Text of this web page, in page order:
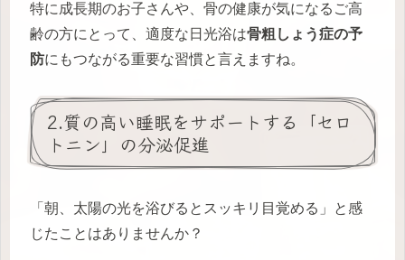
特に成長期のお子さんや、骨の健康が気になるご高
齢の方にとって、適度な日光浴は骨粗しょう症の予
防にもつながる重要な習慣と言えますね。
2.質の高い睡眠をサポートする「セロ
トニン」の分泌促進
「朝、太陽の光を浴びるとスッキリ目覚める」と感
じたことはありませんか？